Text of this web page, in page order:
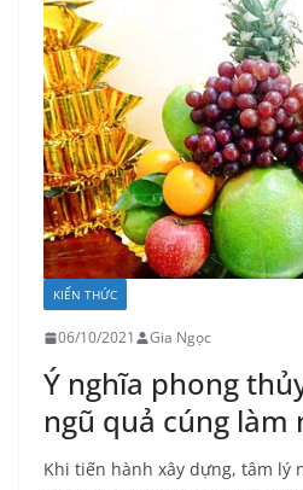
KIẾN THỨC
06/10/2021 Gia Ngọc
Ý nghĩa phong
ngũ quả cúng làm
Khi tiến hành xây dựng, tâm lý